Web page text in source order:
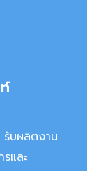
บผลิตงาน
และ